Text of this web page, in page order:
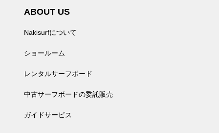
ABOUT US
Nakisurfについて
ショールーム
レンタルサーフボード
中古サーフボードの委託販売
ガイドサービス